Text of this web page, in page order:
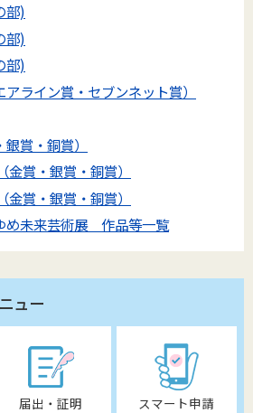
部)
部)
部)
ライン賞・セブンネット賞）
賞・銅賞）
賞・銀賞・銅賞）
賞・銀賞・銅賞）
め未来芸術展 作品等一覧
ュー
届出・証明 スマート申請